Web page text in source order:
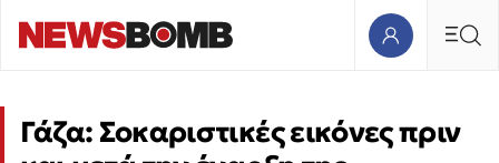
Γάζα: Σοκαριστικές εικόνες πριν